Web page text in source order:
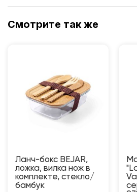
Смотрите так же
Ланч-бокс BEJAR,
ложка, вилка нож в
комплекте, стекло/
бамбук